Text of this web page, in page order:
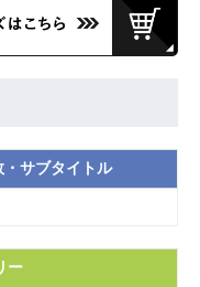
・サブタイトル
ー